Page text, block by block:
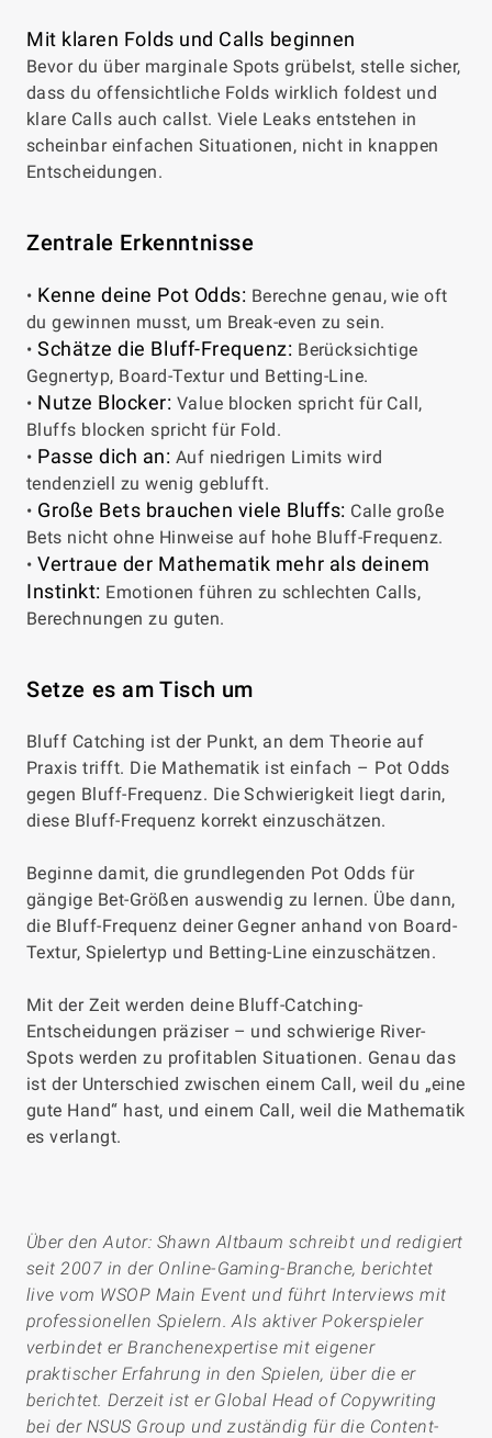
Mit klaren Folds und Calls beginnen
Bevor du über marginale Spots grübelst, stelle sicher,
dass du offensichtliche Folds wirklich foldest und
klare Calls auch callst. Viele Leaks entstehen in
scheinbar einfachen Situationen, nicht in knappen
Entscheidungen.
Zentrale Erkenntnisse
• Kenne deine Pot Odds: Berechne genau, wie oft
du gewinnen musst, um Break-even zu sein.
• Schätze die Bluff-Frequenz: Berücksichtige
Gegnertyp, Board-Textur und Betting-Line.
• Nutze Blocker: Value blocken spricht für Call,
Bluffs blocken spricht für Fold.
• Passe dich an: Auf niedrigen Limits wird
tendenziell zu wenig geblufft.
• Große Bets brauchen viele Bluffs: Calle große
Bets nicht ohne Hinweise auf hohe Bluff-Frequenz.
• Vertraue der Mathematik mehr als deinem
Instinkt: Emotionen führen zu schlechten Calls,
Berechnungen zu guten.
Setze es am Tisch um
Bluff Catching ist der Punkt, an dem Theorie auf
Praxis trifft. Die Mathematik ist einfach – Pot Odds
gegen Bluff-Frequenz. Die Schwierigkeit liegt darin,
diese Bluff-Frequenz korrekt einzuschätzen.
Beginne damit, die grundlegenden Pot Odds für
gängige Bet-Größen auswendig zu lernen. Übe dann,
die Bluff-Frequenz deiner Gegner anhand von Board-
Textur, Spielertyp und Betting-Line einzuschätzen.
Mit der Zeit werden deine Bluff-Catching-
Entscheidungen präziser – und schwierige River-
Spots werden zu profitablen Situationen. Genau das
ist der Unterschied zwischen einem Call, weil du „eine
gute Hand“ hast, und einem Call, weil die Mathematik
es verlangt.
Über den Autor: Shawn Altbaum schreibt und redigiert
seit 2007 in der Online-Gaming-Branche, berichtet
live vom WSOP Main Event und führt Interviews mit
professionellen Spielern. Als aktiver Pokerspieler
verbindet er Branchenexpertise mit eigener
praktischer Erfahrung in den Spielen, über die er
berichtet. Derzeit ist er Global Head of Copywriting
bei der NSUS Group und zuständig für die Content-